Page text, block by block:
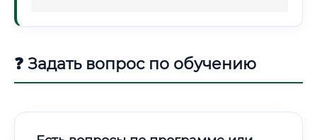
❓ Задать вопрос по обучению